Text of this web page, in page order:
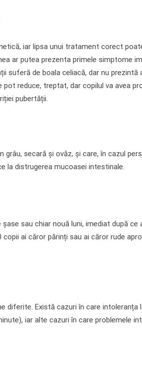
iar lipsa unui tratament corect
ar putea prezenta primele simptome
suferă de boala celiacă, dar nu
reduce, treptat, dar copilul va avea
pubertății.
secară și ovăz, și care, în cazul
la distrugerea mucoasei intestinale.
sau chiar nouă luni, imediat după
ai căror părinți sau ai căror rude
diferite. Există cazuri în care
iar alte cazuri în care problemele